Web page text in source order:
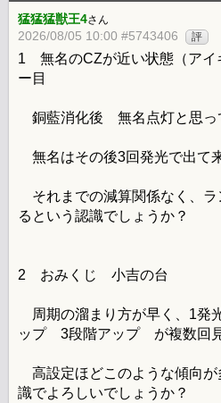
猛猛猛獣王4さん
2026/08/05 10:00 #5743406 評
1 無名のCZが近い状態（アイ
ー目
銅藍消化後 無名点灯と思っ
無名はその後3回発光で出て
それまでの減算関係なく、ラ
るという認識でしょうか？
2 おみくじ 小吉の台
周期の溜まり方が早く、1発
ップ 3段階アップ が複数回見
高設定ほどこのような傾向
識でよろしいでしょうか？